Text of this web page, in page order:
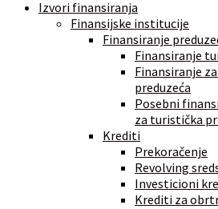
Izvori finansiranja
Finansijske institucije
Finansiranje
Finansiranje
Finansiranje
preduzeća
Posebni
za turistička
Krediti
Prekoračenje
Revolving
Investicioni
Krediti za